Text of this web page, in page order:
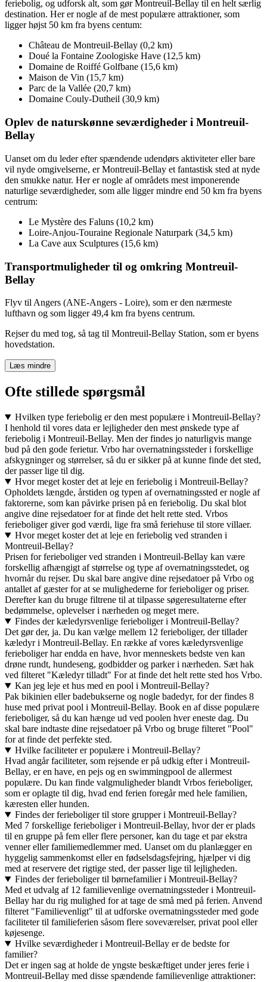
feriebolig, og udforsk alt, som gør Montreuil-Bellay til en helt særlig
destination. Her er nogle af de mest populære attraktioner, som
ligger højst 50 km fra byens centum:
Château de Montreuil-Bellay (0,2 km)
Doué la Fontaine Zoologiske Have (12,5 km)
Domaine de Roiffé Golfbane (15,6 km)
Maison de Vin (15,7 km)
Parc de la Vallée (20,7 km)
Domaine Couly-Dutheil (30,9 km)
Oplev de naturskønne seværdigheder i Montreuil-
Bellay
Uanset om du leder efter spændende udendørs aktiviteter eller bare
vil nyde omgivelserne, er Montreuil-Bellay et fantastisk sted at nyde
den smukke natur. Her er nogle af områdets mest imponerende
naturlige seværdigheder, som alle ligger mindre end 50 km fra byens
centrum:
Le Mystère des Faluns (10,2 km)
Loire-Anjou-Touraine Regionale Naturpark (34,5 km)
La Cave aux Sculptures (15,6 km)
Transportmuligheder til og omkring Montreuil-
Bellay
Flyv til Angers (ANE-Angers - Loire), som er den nærmeste
lufthavn og som ligger 49,4 km fra byens centrum.
Rejser du med tog, så tag til Montreuil-Bellay Station, som er byens
hovedstation.
Læs mindre
Ofte stillede spørgsmål
Hvilken type feriebolig er den mest populære i Montreuil-Bellay?
I henhold til vores data er lejligheder den mest ønskede type af
feriebolig i Montreuil-Bellay. Men der findes jo naturligvis mange
bud på den gode ferietur. Vrbo har overnatningssteder i forskellige
afskygninger og størrelser, så du er sikker på at kunne finde det sted,
der passer lige til dig.
Hvor meget koster det at leje en feriebolig i Montreuil-Bellay?
Opholdets længde, årstiden og typen af overnatningssted er nogle af
faktorerne, som kan påvirke prisen på en feriebolig. Du skal blot
angive dine rejsedatoer for at finde det helt rette sted. Vrbos
ferieboliger giver god værdi, lige fra små feriehuse til store villaer.
Hvor meget koster det at leje en feriebolig ved stranden i
Montreuil-Bellay?
Prisen for ferieboliger ved stranden i Montreuil-Bellay kan være
forskellig afhængigt af størrelse og type af overnatningsstedet, og
hvornår du rejser. Du skal bare angive dine rejsedatoer på Vrbo og
antallet af gæster for at se mulighederne for ferieboliger og priser.
Derefter kan du bruge filtrene til at tilpasse søgeresultaterne efter
bedømmelse, oplevelser i nærheden og meget mere.
Findes der kæledyrsvenlige ferieboliger i Montreuil-Bellay?
Det gør der, ja. Du kan vælge mellem 12 ferieboliger, der tillader
kæledyr i Montreuil-Bellay. En række af vores kæledyrsvenlige
ferieboliger har endda en have, hvor menneskets bedste ven kan
drøne rundt, hundeseng, godbidder og parker i nærheden. Sæt hak
ved filteret "Kæledyr tilladt" For at finde det helt rette sted hos Vrbo.
Kan jeg leje et hus med en pool i Montreuil-Bellay?
Pak bikinien eller badebukserne og nogle badedyr, for der findes 8
huse med privat pool i Montreuil-Bellay. Book en af disse populære
ferieboliger, så du kan hænge ud ved poolen hver eneste dag. Du
skal bare indtaste dine rejsedatoer på Vrbo og bruge filteret "Pool"
for at finde det perfekte sted.
Hvilke faciliteter er populære i Montreuil-Bellay?
Hvad angår faciliteter, som rejsende er på udkig efter i Montreuil-
Bellay, er en have, en pejs og en swimmingpool de allermest
populære. Du kan finde valgmuligheder blandt Vrbos ferieboliger,
som er oplagte til dig, hvad end ferien foregår med hele familien,
kæresten eller hunden.
Findes der ferieboliger til store grupper i Montreuil-Bellay?
Med 7 forskellige ferieboliger i Montreuil-Bellay, hvor der er plads
til en gruppe på fem eller flere personer, kan du tage et par ekstra
venner eller familiemedlemmer med. Uanset om du planlægger en
hyggelig sammenkomst eller en fødselsdagsfejring, hjælper vi dig
med at reservere det rigtige sted, der passer lige til lejligheden.
Findes der ferieboliger til børnefamilier i Montreuil-Bellay?
Med et udvalg af 12 familievenlige overnatningssteder i Montreuil-
Bellay har du rig mulighed for at tage de små med på ferien. Anvend
filteret "Familievenligt" til at udforske overnatningssteder med gode
faciliteter til familieferien såsom flere soveværelser, privat pool eller
køjesenge.
Hvilke seværdigheder i Montreuil-Bellay er de bedste for
familier?
Det er ingen sag at holde de yngste beskæftiget under jeres ferie i
Montreuil-Bellay med disse spændende familievenlige attraktioner: